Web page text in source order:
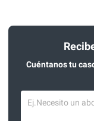
Cuéntanos tu